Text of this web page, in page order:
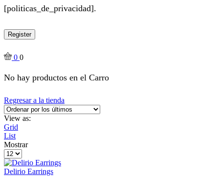
[politicas_de_privacidad].
Register
0 0
No hay productos en el Carro
Regresar a la tienda
View as:
Grid
List
Mostrar
Products
per
page
Delirio Earrings